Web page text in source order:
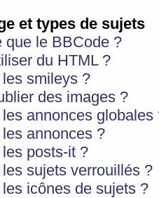
et types de sujets
que le BBCode ?
du HTML ?
smileys ?
des images ?
annonces globales
annonces ?
posts-it ?
sujets verrouillés ?
icônes de sujets ?